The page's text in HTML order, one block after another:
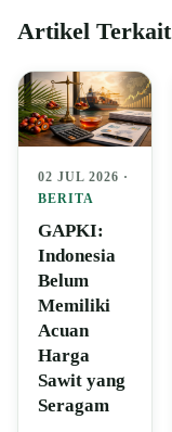
Artikel Terkait
02 JUL 2026 ·
BERITA
GAPKI:
Indonesia
Belum
Memiliki
Acuan
Harga
Sawit yang
Seragam